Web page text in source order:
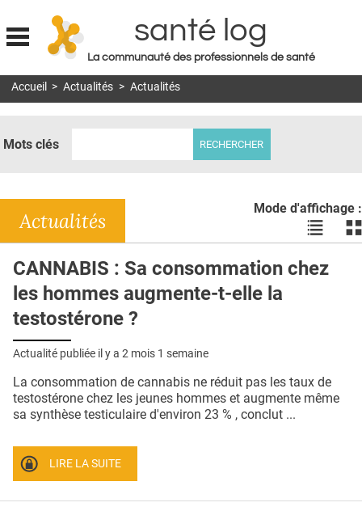
Jump to navigation
santé log
La communauté des professionnels de santé
MON COMPTE
DOSSIERS
RÉSEAUX
E-REVUE SAD
L'APP
PUBLICITÉ
CONTACT
Accueil > Actualités > Actualités
Mots clés
Mode d'affichage :
Voir
les
en
les
Actualités
CANNABIS : Sa consommation chez
les hommes augmente-t-elle la
testostérone ?
Actualité publiée il y a 2 mois 1 semaine
La consommation de cannabis ne réduit pas les taux de
testostérone chez les jeunes hommes et augmente même
sa synthèse testiculaire d'environ 23 % , conclut ...
LIRE LA SUITE